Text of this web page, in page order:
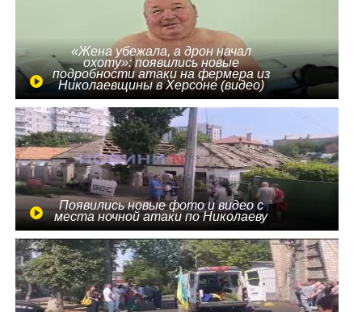
«Жена убежала, а дрон начал
охоту»: появились новые
подробности атаки на фермера из
Николаевщины в Херсоне (видео)
Появились новые фото и видео с
места ночной атаки по Николаеву